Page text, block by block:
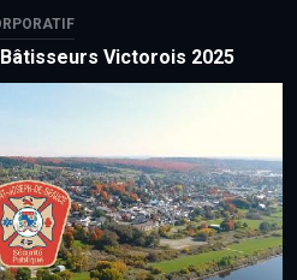
Victorois 2025